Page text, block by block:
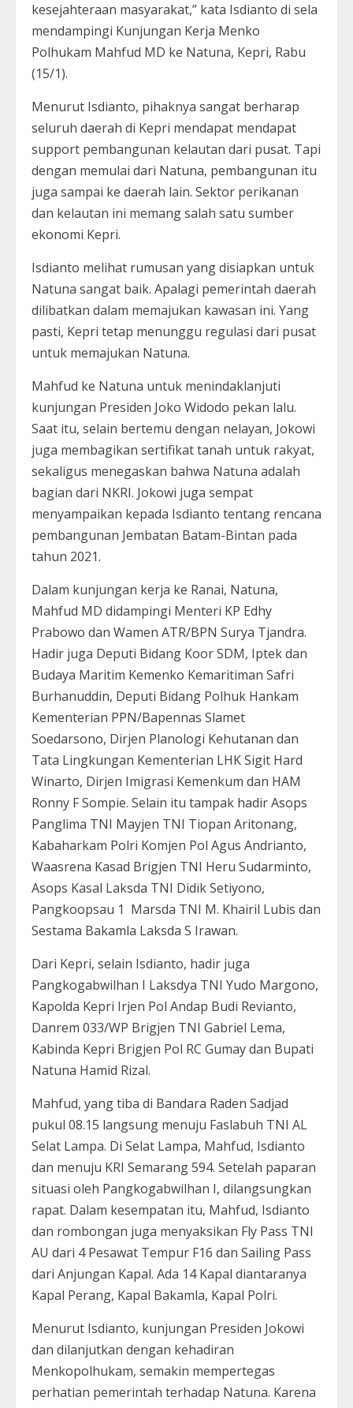
kesejahteraan masyarakat,” kata Isdianto di sela
mendampingi Kunjungan Kerja Menko
Polhukam Mahfud MD ke Natuna, Kepri, Rabu
(15/1).
Menurut Isdianto, pihaknya sangat berharap
seluruh daerah di Kepri mendapat mendapat
support pembangunan kelautan dari pusat. Tapi
dengan memulai dari Natuna, pembangunan itu
juga sampai ke daerah lain. Sektor perikanan
dan kelautan ini memang salah satu sumber
ekonomi Kepri.
Isdianto melihat rumusan yang disiapkan untuk
Natuna sangat baik. Apalagi pemerintah daerah
dilibatkan dalam memajukan kawasan ini. Yang
pasti, Kepri tetap menunggu regulasi dari pusat
untuk memajukan Natuna.
Mahfud ke Natuna untuk menindaklanjuti
kunjungan Presiden Joko Widodo pekan lalu.
Saat itu, selain bertemu dengan nelayan, Jokowi
juga membagikan sertifikat tanah untuk rakyat,
sekaligus menegaskan bahwa Natuna adalah
bagian dari NKRI. Jokowi juga sempat
menyampaikan kepada Isdianto tentang rencana
pembangunan Jembatan Batam-Bintan pada
tahun 2021.
Dalam kunjungan kerja ke Ranai, Natuna,
Mahfud MD didampingi Menteri KP Edhy
Prabowo dan Wamen ATR/BPN Surya Tjandra.
Hadir juga Deputi Bidang Koor SDM, Iptek dan
Budaya Maritim Kemenko Kemaritiman Safri
Burhanuddin, Deputi Bidang Polhuk Hankam
Kementerian PPN/Bapennas Slamet
Soedarsono, Dirjen Planologi Kehutanan dan
Tata Lingkungan Kementerian LHK Sigit Hard
Winarto, Dirjen Imigrasi Kemenkum dan HAM
Ronny F Sompie. Selain itu tampak hadir Asops
Panglima TNI Mayjen TNI Tiopan Aritonang,
Kabaharkam Polri Komjen Pol Agus Andrianto,
Waasrena Kasad Brigjen TNI Heru Sudarminto,
Asops Kasal Laksda TNI Didik Setiyono,
Pangkoopsau 1 Marsda TNI M. Khairil Lubis dan
Sestama Bakamla Laksda S Irawan.
Dari Kepri, selain Isdianto, hadir juga
Pangkogabwilhan I Laksdya TNI Yudo Margono,
Kapolda Kepri Irjen Pol Andap Budi Revianto,
Danrem 033/WP Brigjen TNI Gabriel Lema,
Kabinda Kepri Brigjen Pol RC Gumay dan Bupati
Natuna Hamid Rizal.
Mahfud, yang tiba di Bandara Raden Sadjad
pukul 08.15 langsung menuju Faslabuh TNI AL
Selat Lampa. Di Selat Lampa, Mahfud, Isdianto
dan menuju KRI Semarang 594. Setelah paparan
situasi oleh Pangkogabwilhan I, dilangsungkan
rapat. Dalam kesempatan itu, Mahfud, Isdianto
dan rombongan juga menyaksikan Fly Pass TNI
AU dari 4 Pesawat Tempur F16 dan Sailing Pass
dari Anjungan Kapal. Ada 14 Kapal diantaranya
Kapal Perang, Kapal Bakamla, Kapal Polri.
Menurut Isdianto, kunjungan Presiden Jokowi
dan dilanjutkan dengan kehadiran
Menkopolhukam, semakin mempertegas
perhatian pemerintah terhadap Natuna. Karena